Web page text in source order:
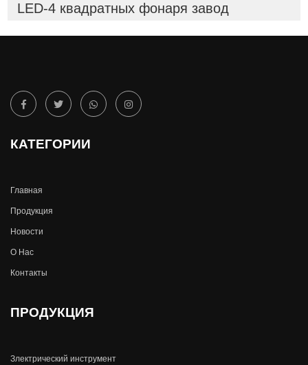
LED-4 квадратных фонаря завод
КАТЕГОРИИ
Главная
Продукция
Новости
О Hас
Контакты
ПРОДУКЦИЯ
Злектрический инструмент